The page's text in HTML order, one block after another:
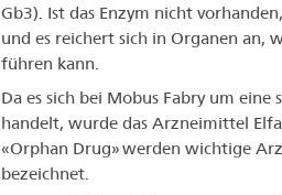
Gb3). Ist das Enzym nicht
und es reichert sich in Organen an,
führen kann.
Da es sich bei Mobus Fabry um
handelt, wurde das Arzneimittel
«Orphan Drug» werden wichtige
bezeichnet.